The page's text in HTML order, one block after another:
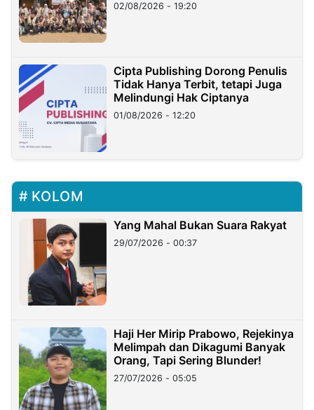
02/08/2026 - 19:20
Cipta Publishing Dorong Penulis
Tidak Hanya Terbit, tetapi Juga
Melindungi Hak Ciptanya
01/08/2026 - 12:20
KOLOM
Yang Mahal Bukan Suara Rakyat
29/07/2026 - 00:37
Haji Her Mirip Prabowo, Rejekinya
Melimpah dan Dikagumi Banyak
Orang, Tapi Sering Blunder!
27/07/2026 - 05:05